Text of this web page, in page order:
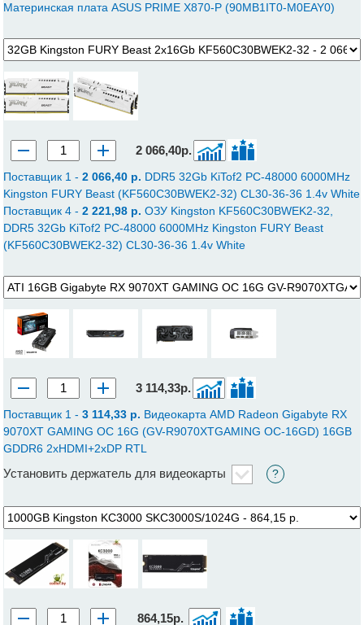
Материнская плата ASUS PRIME X870-P (90MB1IT0-M0EAY0)
2 066,40р.
Поставщик 1 -2 066,40 p. DDR5 32Gb KiTof2 PC-48000 6000MHz
Kingston FURY Beast (KF560C30BWEK2-32) CL30-36-36 1.4v White
Поставщик 4 -2 221,98 p. ОЗУ Kingston KF560C30BWEK2-32,
DDR5 32Gb KiTof2 PC-48000 6000MHz Kingston FURY Beast
(KF560C30BWEK2-32) CL30-36-36 1.4v White
3 114,33р.
Поставщик 1 -3 114,33 p. Видеокарта AMD Radeon Gigabyte RX
9070XT GAMING OC 16G (GV-R9070XTGAMING OC-16GD) 16GB
GDDR6 2xHDMI+2xDP RTL
Установить держатель для видеокарты ?
864,15р.